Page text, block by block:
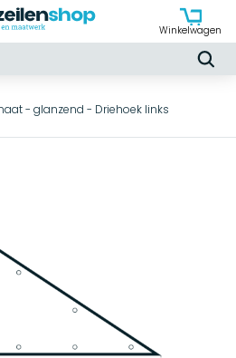
Winkelwagen
- glanzend - Driehoek links